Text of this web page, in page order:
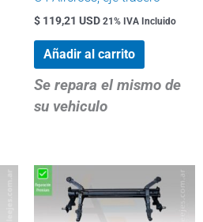
$ 119,21 USD 21% IVA Incluido
Añadir al carrito
Se repara el mismo de
su vehiculo